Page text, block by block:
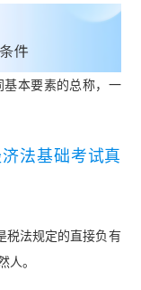
本要素的总称，一
济法基础考试真
税法规定的直接负有
人‌。